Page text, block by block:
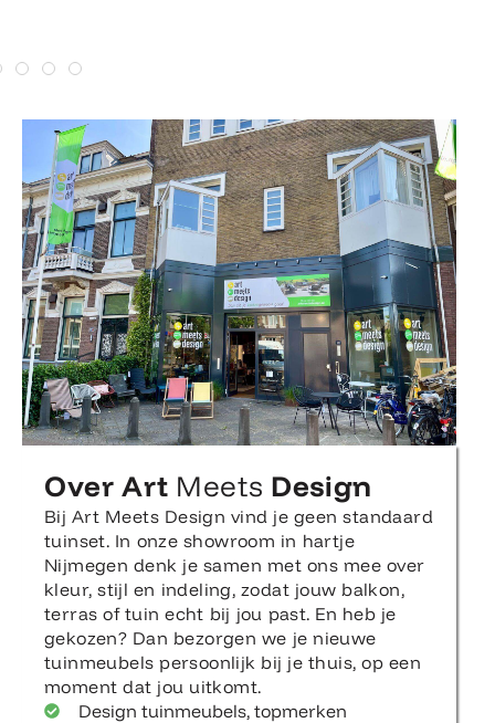
Over Art Meets Design
Bij Art Meets Design vind je geen standaard
tuinset. In onze showroom in hartje
Nijmegen denk je samen met ons mee over
kleur, stijl en indeling, zodat jouw balkon,
terras of tuin echt bij jou past. En heb je
gekozen? Dan bezorgen we je nieuwe
tuinmeubels persoonlijk bij je thuis, op een
moment dat jou uitkomt.
Design tuinmeubels, topmerken